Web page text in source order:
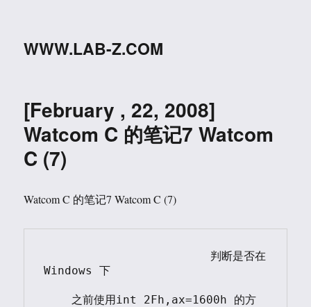
WWW.LAB-Z.COM
[February , 22, 2008]
Watcom C 的笔记7 Watcom
C (7)
Watcom C 的笔记7 Watcom C (7)
Windows 下